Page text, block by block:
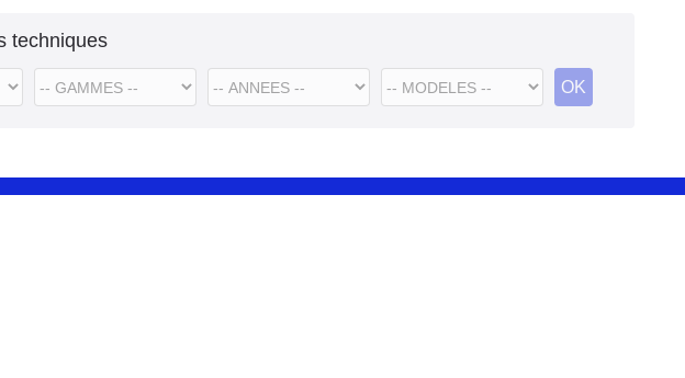
techniques